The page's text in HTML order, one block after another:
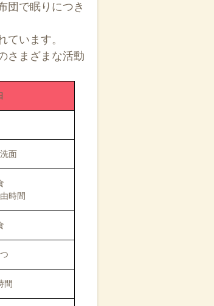
団で眠りにつき
います。
さまざまな活動
面
時間
間